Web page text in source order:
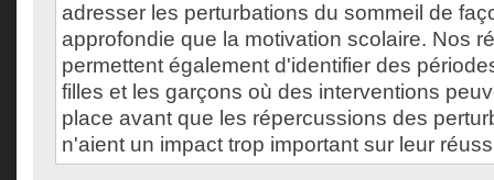
adresser les perturbations du sommeil de
approfondie que la motivation scolaire. Nos
permettent également d'identifier des
filles et les garçons où des interventions
place avant que les répercussions des
n'aient un impact trop important sur leur